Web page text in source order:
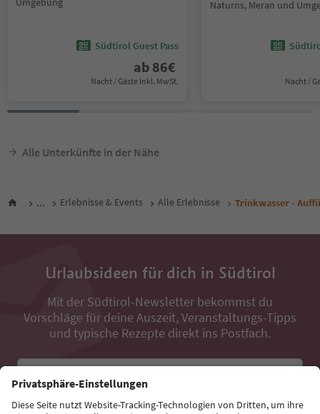
Südtirol Guest Pass
ab 86€
Nacht / Gäste Inkl. MwSt.
Naturns, Meran und
Nacht /
Alle Unterkünfte in der Nähe
... Erlebnisse & Events Alle Erlebnisse Trinkwasser -
Urlaubsideen für dich in Südtirol
Mit der Südtirol-Newsletter bekommst du
Vorschläge für deine Auszeit, Veranstaltungs-Tipps
und typische Rezepte direkt ins Postfach.